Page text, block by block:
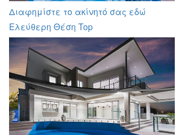
Διαφημίστε το ακίνητό σας εδώ
Ελεύθερη Θέση Top